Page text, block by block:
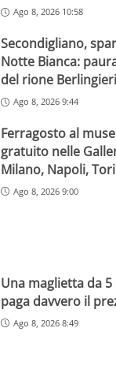
Ago 8, 2026 10:58
Secondigliano,
Notte Bianca:
del rione Berlingieri
Ago 8, 2026 9:44
Ferragosto al
gratuito nelle
Milano, Napoli,
Ago 8, 2026 9:00
Una maglietta da 5
paga davvero il
Ago 8, 2026 8:49